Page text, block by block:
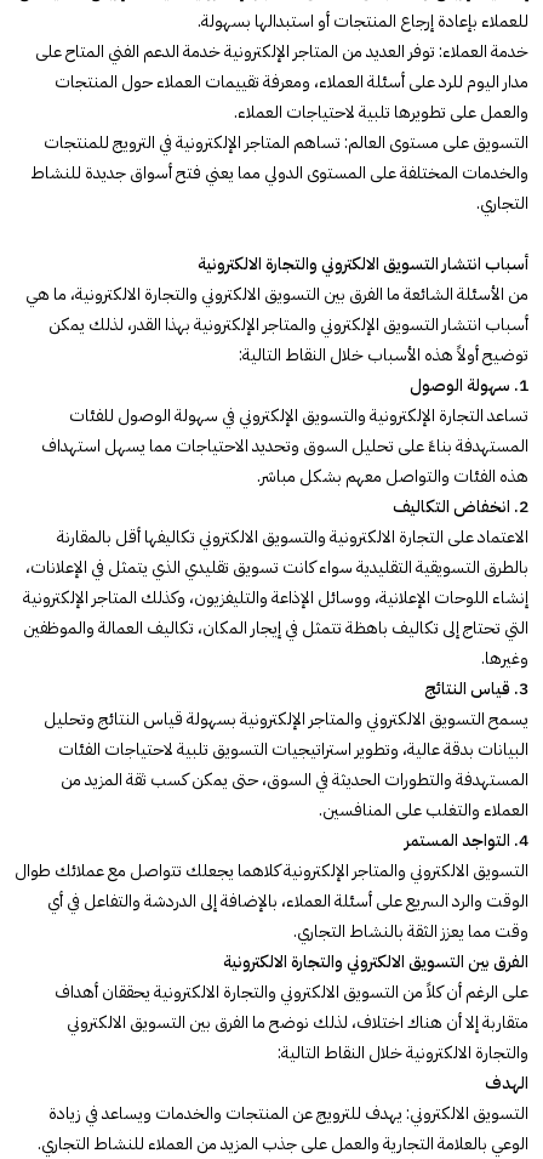
للعملاء بإعادة إرجاع المنتجات أو استبدالها بسهولة.
خدمة العملاء: توفر العديد من المتاجر الإلكترونية خدمة الدعم الفني المتاح على
مدار اليوم للرد على أسئلة العملاء، ومعرفة تقييمات العملاء حول المنتجات
والعمل على تطويرها تلبية لاحتياجات العملاء.
التسويق على مستوى العالم: تساهم المتاجر الإلكترونية في الترويج للمنتجات
والخدمات المختلفة على المستوى الدولي مما يعني فتح أسواق جديدة للنشاط
التجاري.
أسباب انتشار التسويق الالكتروني والتجارة الالكترونية
من الأسئلة الشائعة ما الفرق بين التسويق الالكتروني والتجارة الالكترونية، ما هي
أسباب انتشار التسويق الإلكتروني والمتاجر الإلكترونية بهذا القدر، لذلك يمكن
توضيح أولاً هذه الأسباب خلال النقاط التالية:
1. سهولة الوصول
تساعد التجارة الإلكترونية والتسويق الإلكتروني في سهولة الوصول للفئات
المستهدفة بناءً على تحليل السوق وتحديد الاحتياجات مما يسهل استهداف
هذه الفئات والتواصل معهم بشكل مباشر.
2. انخفاض التكاليف
الاعتماد على التجارة الالكترونية والتسويق الالكتروني تكاليفها أقل بالمقارنة
بالطرق التسويقية التقليدية سواء كانت تسويق تقليدي الذي يتمثل في الإعلانات،
إنشاء اللوحات الإعلانية، ووسائل الإذاعة والتليفزيون، وكذلك المتاجر الإلكترونية
التي تحتاج إلى تكاليف باهظة تتمثل في إيجار المكان، تكاليف العمالة والموظفين
وغيرها.
3. قياس النتائج
يسمح التسويق الالكتروني والمتاجر الإلكترونية بسهولة قياس النتائج وتحليل
البيانات بدقة عالية، وتطوير استراتيجيات التسويق تلبية لاحتياجات الفئات
المستهدفة والتطورات الحديثة في السوق، حتى يمكن كسب ثقة المزيد من
العملاء والتغلب على المنافسين.
4. التواجد المستمر
التسويق الالكتروني والمتاجر الإلكترونية كلاهما يجعلك تتواصل مع عملائك طوال
الوقت والرد السريع على أسئلة العملاء، بالإضافة إلى الدردشة والتفاعل في أي
وقت مما يعزز الثقة بالنشاط التجاري.
الفرق بين التسويق الالكتروني والتجارة الالكترونية
على الرغم أن كلاً من التسويق الالكتروني والتجارة الالكترونية يحققان أهداف
متقاربة إلا أن هناك اختلاف، لذلك نوضح ما الفرق بين التسويق الالكتروني
والتجارة الالكترونية خلال النقاط التالية:
الهدف
التسويق الالكتروني: يهدف للترويج عن المنتجات والخدمات ويساعد في زيادة
الوعي بالعلامة التجارية والعمل على جذب المزيد من العملاء للنشاط التجاري.